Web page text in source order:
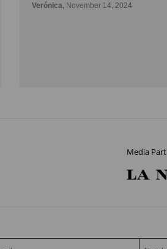
Verónica, November 14, 2024
Media